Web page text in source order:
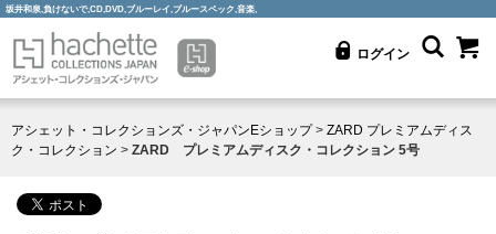
坂井和泉,負けないで,CD,DVD,ブルーレイ,ブルースペック,音楽,
ログイン
アシェット・コレクションズ・ジャパンEショップ> ZARD プレミアムディス
ク・コレクション > ZARD プレミアムディスク・コレクション 5号